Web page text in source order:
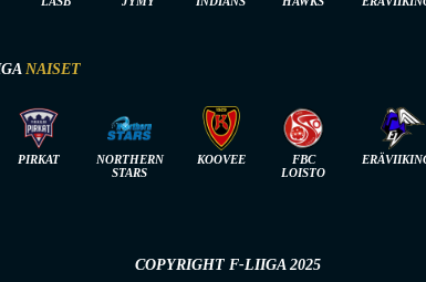
NAISET
PIRKAT
NORTHERN
STARS
KOOVEE
FBC
LOISTO
COPYRIGHT F-LIIGA 2025